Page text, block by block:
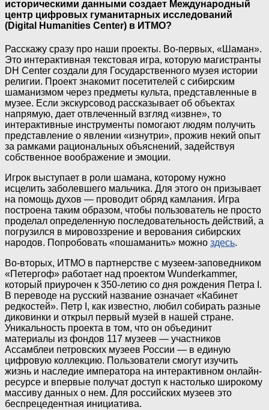
историческими данными создает Международный
центр цифровых гуманитарных исследований
(Digital Humanities Center) в ИТМО?
Расскажу сразу про наши проекты. Во-первых, «Шаман».
Это интерактивная текстовая игра, которую магистранты
DH Center создали для Государственного музея истории
религии. Проект знакомит посетителей с сибирским
шаманизмом через предметы культа, представленные в
музее. Если экскурсовод рассказывает об объектах
напрямую, дает отвлеченный взгляд «извне», то
интерактивные инструменты помогают людям получить
представление о явлении «изнутри», прожив некий опыт
за рамками рациональных объяснений, задействуя
собственное воображение и эмоции.
Игрок выступает в роли шамана, которому нужно
исцелить заболевшего мальчика. Для этого он призывает
на помощь духов — проводит обряд камлания. Игра
построена таким образом, чтобы пользователь не просто
проделал определенную последовательность действий, а
погрузился в мировоззрение и верования сибирских
народов. Попробовать «пошаманить» можно здесь.
Во-вторых, ИТМО в партнерстве с музеем-заповедником
«Петергоф» работает над проектом Wunderkammer,
который приурочен к 350-летию со дня рождения Петра I.
В переводе на русский название означает «Кабинет
редкостей». Петр I, как известно, любил собирать разные
диковинки и открыл первый музей в нашей стране.
Уникальность проекта в том, что он объединит
материалы из фондов 117 музеев — участников
Ассамблеи петровских музеев России — в единую
цифровую коллекцию. Пользователи смогут изучить
жизнь и наследие императора на интерактивном онлайн-
ресурсе и впервые получат доступ к настолько широкому
массиву данных о нем. Для российских музеев это
беспрецедентная инициатива.